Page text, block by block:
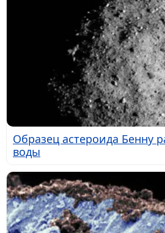
Образец астероида Бенну
воды